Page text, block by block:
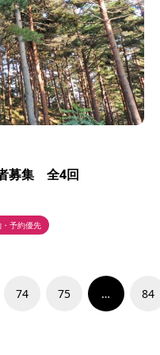
募集 全4回
予約優先
74 75 … 84